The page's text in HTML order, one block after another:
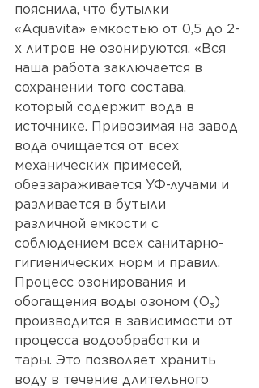
пояснила, что бутылки
«Aquavita» емкостью от 0,5 до 2-
х литров не озонируются. «Вся
наша работа заключается в
сохранении того состава,
который содержит вода в
источнике. Привозимая на завод
вода очищается от всех
механических примесей,
обеззараживается УФ-лучами и
разливается в бутыли
различной емкости с
соблюдением всех санитарно-
гигиенических норм и правил.
Процесс озонирования и
обогащения воды озоном (О₃)
производится в зависимости от
процесса водообработки и
тары. Это позволяет хранить
воду в течение длительного